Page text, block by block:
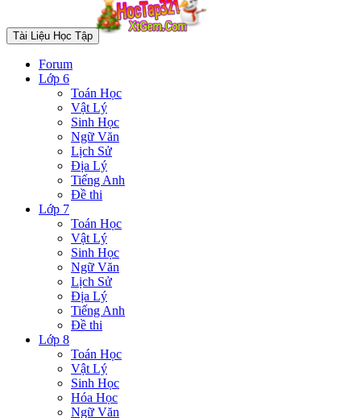
Tài Liệu Học Tập
Forum
Lớp 6
Toán Học
Vật Lý
Sinh Học
Ngữ Văn
Lịch Sử
Địa Lý
Tiếng Anh
Đề thi
Lớp 7
Toán Học
Vật Lý
Sinh Học
Ngữ Văn
Lịch Sử
Địa Lý
Tiếng Anh
Đề thi
Lớp 8
Toán Học
Vật Lý
Sinh Học
Hóa Học
Ngữ Văn